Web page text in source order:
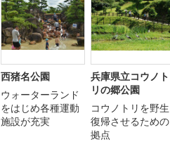
西猪名公園
ウォーターランド
をはじめ各種運動
施設が充実
兵庫県立コウノト
リの郷公園
コウノトリを野生
復帰させるための
拠点